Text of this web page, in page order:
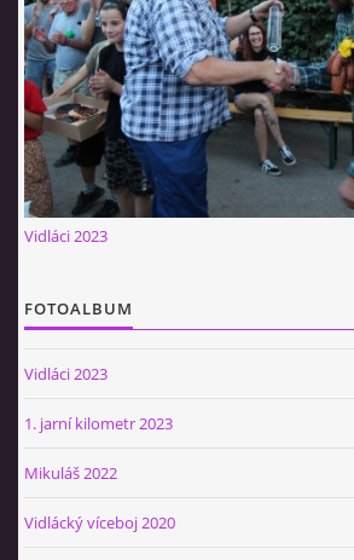
Občerstvovna U Jeroušků
Rozdrojovice
Šafránka 182E
Horní Jerouškov
723 317 805
petr.jerousek@vinium.cz
Vidláci 2023
FOTOALBUM
Vidláci 2023
1. jarní kilometr 2023
Mikuláš 2022
Vidlácký víceboj 2020